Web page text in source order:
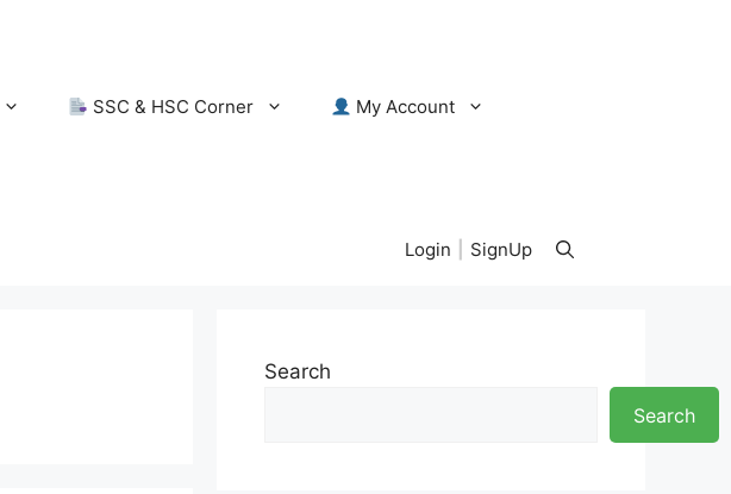
SSC & HSC Corner My Account
Login SignUp
Search
Search